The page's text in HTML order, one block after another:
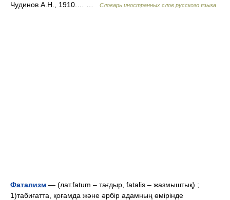
Чудинов А.Н., 1910.… …
Словарь иностранных слов русского языка
Фатализм — (лат.fatum – тағдыр, fatalis – жазмыштық) ;
1)табиғатта, қоғамда және әрбір адамның өмірінде